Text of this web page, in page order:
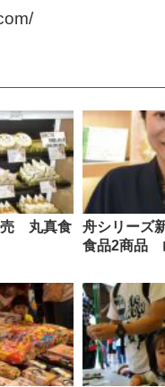
売 丸真食
舟シリーズ
食品2商品